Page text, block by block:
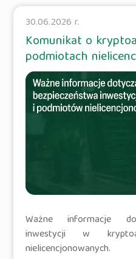
30.06.2026 r.
Komunikat o
podmiotach
Ważne informacje
inwestycji w
nielicencjonowanych.